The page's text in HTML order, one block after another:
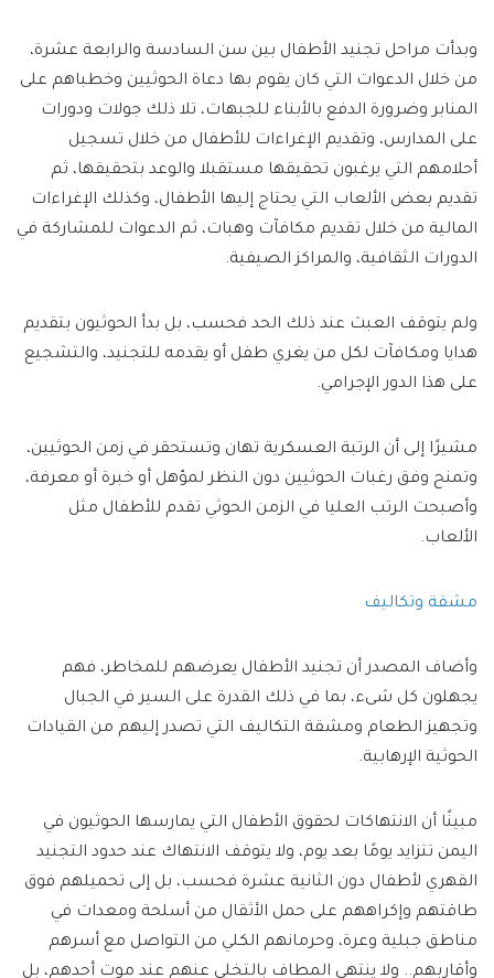
وبدأت مراحل تجنيد الأطفال بين سن السادسة والرابعة عشرة،
من خلال الدعوات التي كان يقوم بها دعاة الحوثيين وخطباهم على
المنابر وضرورة الدفع بالأبناء للجبهات، تلا ذلك جولات ودورات
على المدارس، وتقديم الإغراءات للأطفال من خلال تسجيل
أحلامهم التي يرغبون تحقيقها مستقبلا والوعد بتحقيقها، ثم
تقديم بعض الألعاب التي يحتاج إليها الأطفال، وكذلك الإغراءات
المالية من خلال تقديم مكافآت وهبات، ثم الدعوات للمشاركة في
الدورات الثقافية، والمراكز الصيفية.
ولم يتوقف العبث عند ذلك الحد فحسب، بل بدأ الحوثيون بتقديم
هدايا ومكافآت لكل من يغري طفل أو يقدمه للتجنيد، والتشجيع
على هذا الدور الإجرامي.
مشيرًا إلى أن الرتبة العسكرية تهان وتستحقر في زمن الحوثيين،
وتمنح وفق رغبات الحوثيين دون النظر لمؤهل أو خبرة أو معرفة،
وأصبحت الرتب العليا في الزمن الحوثي تقدم للأطفال مثل
الألعاب.
مشقة وتكاليف
وأضاف المصدر أن تجنيد الأطفال يعرضهم للمخاطر، فهم
يجهلون كل شىء، بما في ذلك القدرة على السير في الجبال
وتجهيز الطعام ومشقة التكاليف التي تصدر إليهم من القيادات
الحوثية الإرهابية.
مبينًا أن الانتهاكات لحقوق الأطفال التي يمارسها الحوثيون في
اليمن تتزايد يومًا بعد يوم، ولا يتوقف الانتهاك عند حدود التجنيد
القهري لأطفال دون الثانية عشرة فحسب، بل إلى تحميلهم فوق
طاقتهم وإكراههم على حمل الأثقال من أسلحة ومعدات في
مناطق جبلية وعرة، وحرمانهم الكلي من التواصل مع أسرهم
وأقاربهم.. ولا ينتهي المطاف بالتخلي عنهم عند موت أحدهم، بل